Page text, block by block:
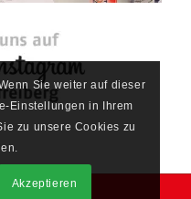
Sie weiter auf dieser
Einstellungen in Ihrem
zu unsere Cookies zu
Akzeptieren